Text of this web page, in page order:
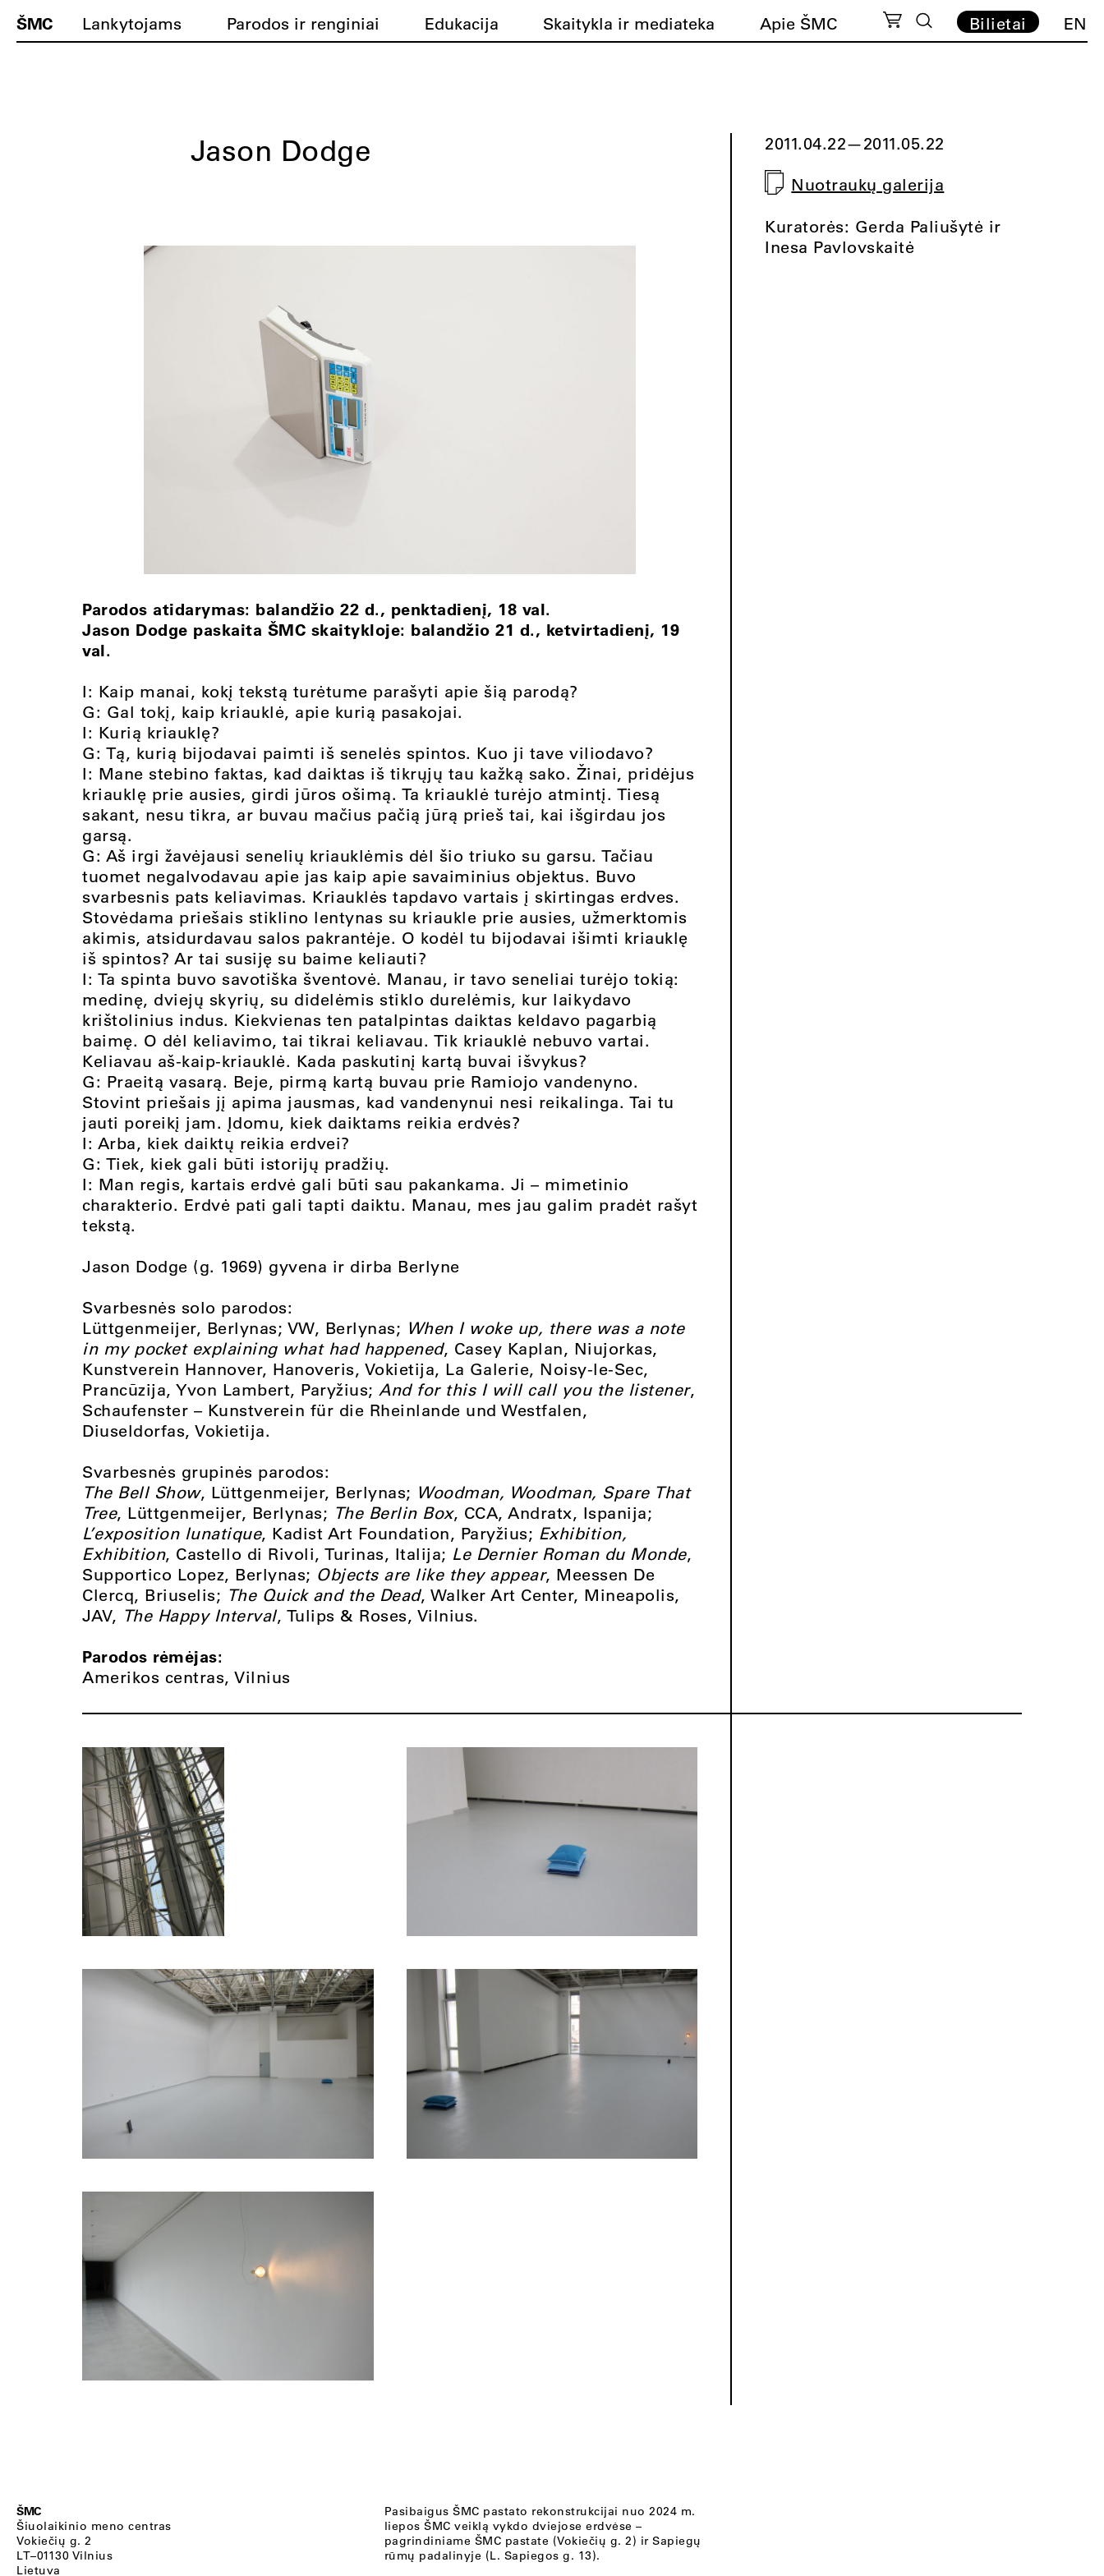
ŠMC Lankytojams Parodos ir renginiai Edukacija Skaitykla ir mediateka Apie ŠMC Bilietai EN
Jason Dodge
Parodos atidarymas: balandžio 22 d., penktadienį, 18 val.
Jason Dodge paskaita ŠMC skaitykloje: balandžio 21 d., ketvirtadienį, 19
val.
I: Kaip manai, kokį tekstą turėtume parašyti apie šią parodą?
G: Gal tokį, kaip kriauklė, apie kurią pasakojai.
I: Kurią kriauklę?
G: Tą, kurią bijodavai paimti iš senelės spintos. Kuo ji tave viliodavo?
I: Mane stebino faktas, kad daiktas iš tikrųjų tau kažką sako. Žinai, pridėjus
kriauklę prie ausies, girdi jūros ošimą. Ta kriauklė turėjo atmintį. Tiesą
sakant, nesu tikra, ar buvau mačius pačią jūrą prieš tai, kai išgirdau jos
garsą.
G: Aš irgi žavėjausi senelių kriauklėmis dėl šio triuko su garsu. Tačiau
tuomet negalvodavau apie jas kaip apie savaiminius objektus. Buvo
svarbesnis pats keliavimas. Kriauklės tapdavo vartais į skirtingas erdves.
Stovėdama priešais stiklino lentynas su kriaukle prie ausies, užmerktomis
akimis, atsidurdavau salos pakrantėje. O kodėl tu bijodavai išimti kriauklę
iš spintos? Ar tai susiję su baime keliauti?
I: Ta spinta buvo savotiška šventovė. Manau, ir tavo seneliai turėjo tokią:
medinę, dviejų skyrių, su didelėmis stiklo durelėmis, kur laikydavo
krištolinius indus. Kiekvienas ten patalpintas daiktas keldavo pagarbią
baimę. O dėl keliavimo, tai tikrai keliavau. Tik kriauklė nebuvo vartai.
Keliavau aš-kaip-kriauklė. Kada paskutinį kartą buvai išvykus?
G: Praeitą vasarą. Beje, pirmą kartą buvau prie Ramiojo vandenyno.
Stovint priešais jį apima jausmas, kad vandenynui nesi reikalinga. Tai tu
jauti poreikį jam. Įdomu, kiek daiktams reikia erdvės?
I: Arba, kiek daiktų reikia erdvei?
G: Tiek, kiek gali būti istorijų pradžių.
I: Man regis, kartais erdvė gali būti sau pakankama. Ji – mimetinio
charakterio. Erdvė pati gali tapti daiktu. Manau, mes jau galim pradėt rašyt
tekstą.
Jason Dodge (g. 1969) gyvena ir dirba Berlyne
Svarbesnės solo parodos:
Lüttgenmeijer, Berlynas; VW, Berlynas; When I woke up, there was a note
in my pocket explaining what had happened, Casey Kaplan, Niujorkas,
Kunstverein Hannover, Hanoveris, Vokietija, La Galerie, Noisy-le-Sec,
Prancūzija, Yvon Lambert, Paryžius; And for this I will call you the listener,
Schaufenster – Kunstverein für die Rheinlande und Westfalen,
Diuseldorfas, Vokietija.
Svarbesnės grupinės parodos:
The Bell Show, Lüttgenmeijer, Berlynas; Woodman, Woodman, Spare That
Tree, Lüttgenmeijer, Berlynas; The Berlin Box, CCA, Andratx, Ispanija;
L’exposition lunatique, Kadist Art Foundation, Paryžius; Exhibition,
Exhibition, Castello di Rivoli, Turinas, Italija; Le Dernier Roman du Monde,
Supportico Lopez, Berlynas; Objects are like they appear, Meessen De
Clercq, Briuselis; The Quick and the Dead, Walker Art Center, Mineapolis,
JAV, The Happy Interval, Tulips & Roses, Vilnius.
Parodos rėmėjas:
Amerikos centras, Vilnius
2011.04.22—2011.05.22
Nuotraukų galerija
Kuratorės: Gerda Paliušytė ir
Inesa Pavlovskaitė
ŠMC
Šiuolaikinio meno centras
Vokiečių g. 2
LT–01130 Vilnius
Lietuva
Pasibaigus ŠMC pastato rekonstrukcijai nuo 2024 m.
liepos ŠMC veiklą vykdo dviejose erdvėse –
pagrindiniame ŠMC pastate (Vokiečių g. 2) ir Sapiegų
rūmų padalinyje (L. Sapiegos g. 13).